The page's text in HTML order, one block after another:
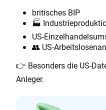
britisches BIP
🏭
US-
👥 US-
👉 Besonders die US-
Anleger.